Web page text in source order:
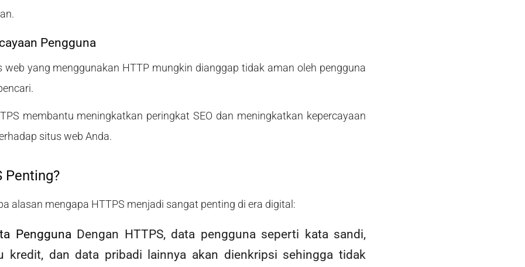
Pengguna
web yang menggunakan HTTP mungkin dianggap tidak aman oleh pengguna
membantu meningkatkan peringkat SEO dan meningkatkan kepercayaan
situs web Anda.
Penting?
alasan mengapa HTTPS menjadi sangat penting di era digital:
PenggunaDengan HTTPS, data pengguna seperti kata sandi,
kredit, dan data pribadi lainnya akan dienkripsi sehingga tidak